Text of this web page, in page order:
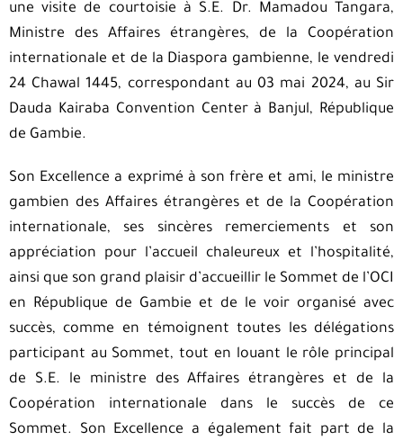
une visite de courtoisie à S.E. Dr. Mamadou Tangara,
Ministre des Affaires étrangères, de la Coopération
internationale et de la Diaspora gambienne, le vendredi
24 Chawal 1445, correspondant au 03 mai 2024, au Sir
Dauda Kairaba Convention Center à Banjul, République
de Gambie.
Son Excellence a exprimé à son frère et ami, le ministre
gambien des Affaires étrangères et de la Coopération
internationale, ses sincères remerciements et son
appréciation pour l’accueil chaleureux et l’hospitalité,
ainsi que son grand plaisir d’accueillir le Sommet de l’OCI
en République de Gambie et de le voir organisé avec
succès, comme en témoignent toutes les délégations
participant au Sommet, tout en louant le rôle principal
de S.E. le ministre des Affaires étrangères et de la
Coopération internationale dans le succès de ce
Sommet. Son Excellence a également fait part de la